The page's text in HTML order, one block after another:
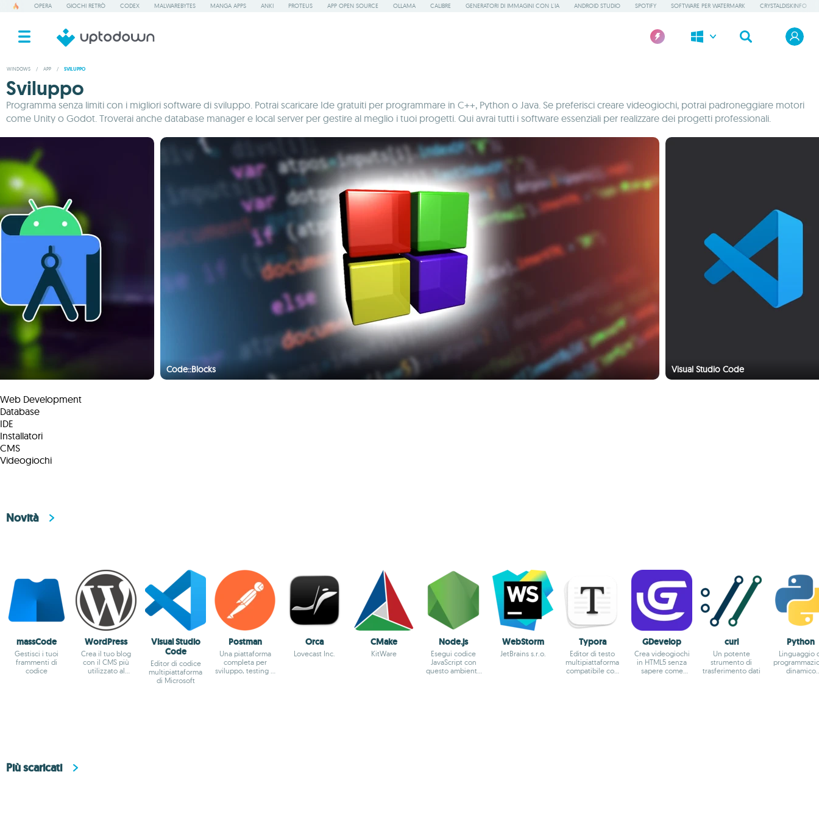
OPERA GIOCHI RETRÒ CODEX MALWAREBYTES MANGA APPS ANKI PROTEUS APP OPEN SOURCE OLLAMA CALIBRE GENERATORI DI IMMAGINI CON L'IA ANDROID STUDIO SPOTIFY SOFTWARE PER WATERMARK CRYSTALDISKINFO
WINDOWS / APP / SVILUPPO
Sviluppo
Programma senza limiti con i migliori software di sviluppo. Potrai scaricare Ide gratuiti per programmare in C++, Python o Java. Se preferisci creare videogiochi, potrai padroneggiare motori
come Unity o Godot. Troverai anche database manager e local server per gestire al meglio i tuoi progetti. Qui avrai tutti i software essenziali per realizzare dei progetti professionali.
Code::Blocks Visual Studio Code
Web Development
Database
IDE
Installatori
CMS
Videogiochi
Novità
massCode
Gestisci i tuoi
frammenti di
codice
WordPress
Crea il tuo blog
con il CMS più
utilizzato al
Visual Studio
Code
Editor di codice
multipiattaforma
di Microsoft
Postman
Una piattaforma
completa per
sviluppo, testing e
Orca
Lovecast Inc.
CMake
KitWare
Node.js
Esegui codice
JavaScript con
questo ambiente
WebStorm
JetBrains s.r.o.
Typora
Editor di testo
multipiattaforma
compatibile con
GDevelop
Crea videogiochi
in HTML5 senza
sapere come
curl
Un potente
strumento di
trasferimento dati
Python
Linguaggio
dinamico
Più scaricati